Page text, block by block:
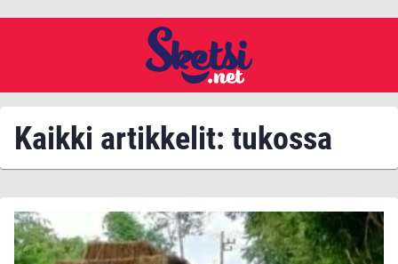
Kaikki artikkelit: tukossa